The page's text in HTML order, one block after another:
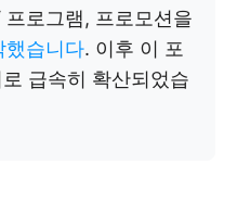
프로그램, 프로모션을
했습니다. 이후 이 포
급속히 확산되었습